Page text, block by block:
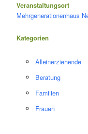
Veranstaltungsort
Mehrgenerationenhaus
Kategorien
Alleinerziehende
Beratung
Familien
Frauen